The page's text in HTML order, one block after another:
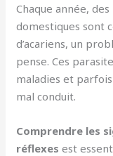
Chaque année,
domestiques sont
d’acariens, un
pense. Ces
maladies et
mal conduit.
Comprendre les
réflexes est